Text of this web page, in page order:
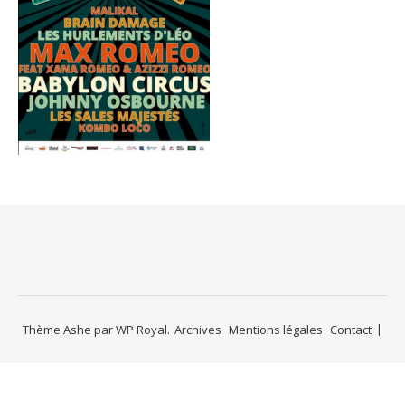
Archives Mentions légales Contact
Thème Ashe parWP Royal.